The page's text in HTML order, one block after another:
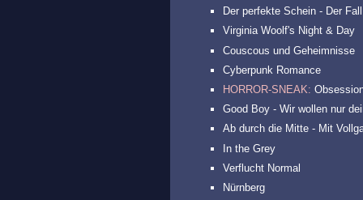
Der perfekte Schein - Der
Virginia Woolf's Night & Day
Couscous und Geheimnisse
Cyberpunk Romance
HORROR-SNEAK:
Good Boy - Wir wollen nur
Ab durch die Mitte - Mit
In the Grey
Verflucht Normal
Nürnberg